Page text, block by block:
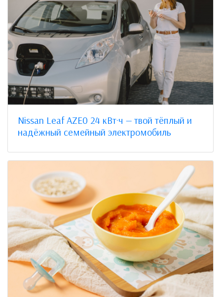
Nissan Leaf AZE0 24 кВт·ч — твой тёплый и
надёжный семейный электромобиль